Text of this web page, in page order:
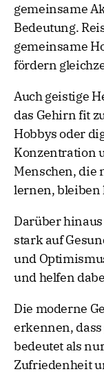
gemeinsame
Bedeutung.
gemeinsame
fördern
Auch geistige
das Gehirn fit
Hobbys oder
Konzentration
Menschen, die
lernen, bleiben
Darüber
stark auf
und
und helfen
Die moderne
erkennen,
bedeutet als
Zufriedenheit